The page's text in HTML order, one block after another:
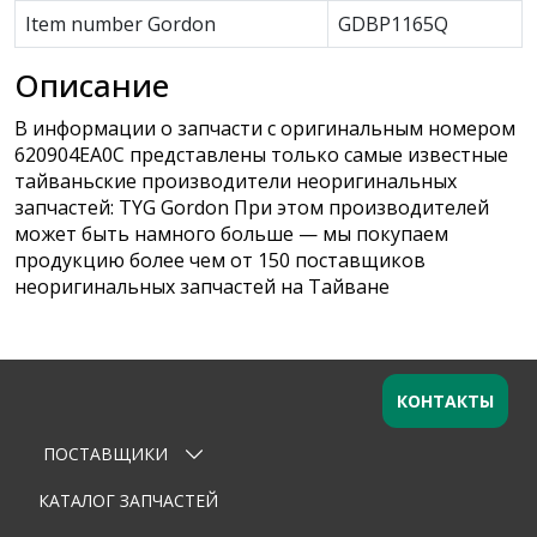
Item number Gordon GDBP1165Q
Описание
В информации о запчасти с оригинальным номером
620904EA0C представлены только самые известные
тайваньские производители неоригинальных
запчастей: TYG Gordon При этом производителей
может быть намного больше — мы покупаем
продукцию более чем от 150 поставщиков
неоригинальных запчастей на Тайване
Оставьте заявку
Ваше имя
ПОСТАВЩИКИ
КАТАЛОГ ЗАПЧАСТЕЙ
КОНТАКТЫ